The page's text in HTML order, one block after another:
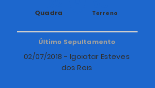
Quadra Terreno
Último Sepultamento
02/07/2018 - Igoiatar Esteves
dos Reis